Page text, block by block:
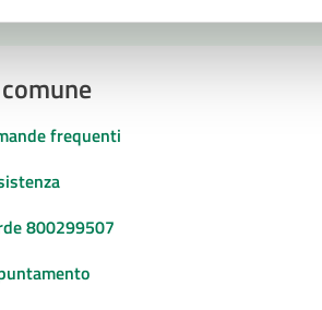
frequenti
800299507